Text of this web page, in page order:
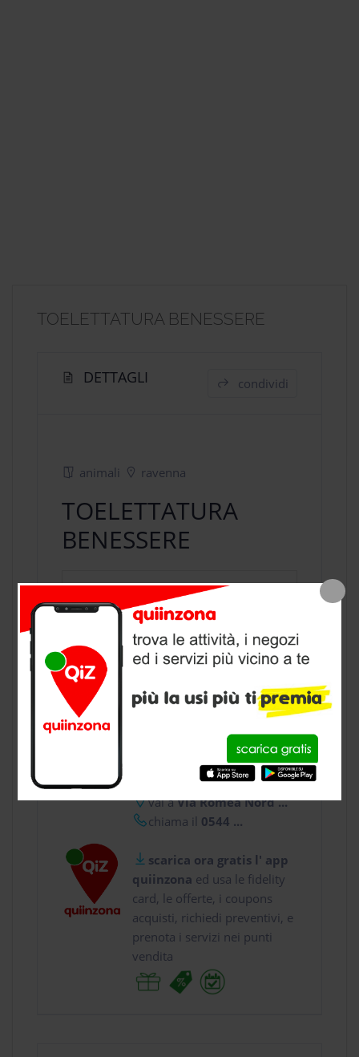
TOELETTATURA BENESSERE
DETTAGLI condividi
animali ravenna
TOELETTATURA
BENESSERE
negozio animalia Ravenna, provincia
di Ravenna
CONTATTI
usa gratis quiinzona e :
vai aVia Romea Nord ...
chiama il 0544 ...
scarica ora gratis l' app
quiinzona ed usa le fidelity
card, le offerte, i coupons
acquisti, richiedi preventivi, e
prenota i servizi nei punti
vendita